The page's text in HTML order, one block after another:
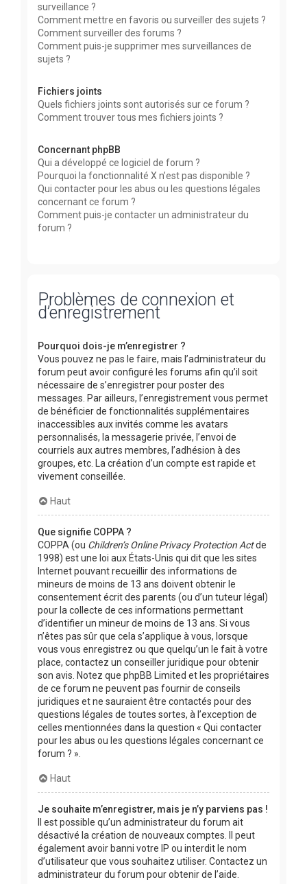
surveillance ?
Comment mettre en favoris ou surveiller des sujets ?
Comment surveiller des forums ?
Comment puis-je supprimer mes surveillances de
sujets ?
Fichiers joints
Quels fichiers joints sont autorisés sur ce forum ?
Comment trouver tous mes fichiers joints ?
Concernant phpBB
Qui a développé ce logiciel de forum ?
Pourquoi la fonctionnalité X n’est pas disponible ?
Qui contacter pour les abus ou les questions légales
concernant ce forum ?
Comment puis-je contacter un administrateur du
forum ?
Problèmes de connexion et
d’enregistrement
Pourquoi dois-je m’enregistrer ?
Vous pouvez ne pas le faire, mais l’administrateur du
forum peut avoir configuré les forums afin qu’il soit
nécessaire de s’enregistrer pour poster des
messages. Par ailleurs, l’enregistrement vous permet
de bénéficier de fonctionnalités supplémentaires
inaccessibles aux invités comme les avatars
personnalisés, la messagerie privée, l’envoi de
courriels aux autres membres, l’adhésion à des
groupes, etc. La création d’un compte est rapide et
vivement conseillée.
Haut
Que signifie COPPA ?
COPPA (ou Children’s Online Privacy Protection Actde
1998) est une loi aux États-Unis qui dit que les sites
Internet pouvant recueillir des informations de
mineurs de moins de 13 ans doivent obtenir le
consentement écrit des parents (ou d’un tuteur légal)
pour la collecte de ces informations permettant
d’identifier un mineur de moins de 13 ans. Si vous
n’êtes pas sûr que cela s’applique à vous, lorsque
vous vous enregistrez ou que quelqu’un le fait à votre
place, contactez un conseiller juridique pour obtenir
son avis. Notez que phpBB Limited et les propriétaires
de ce forum ne peuvent pas fournir de conseils
juridiques et ne sauraient être contactés pour des
questions légales de toutes sortes, à l’exception de
celles mentionnées dans la question « Qui contacter
pour les abus ou les questions légales concernant ce
forum ? ».
Haut
Je souhaite m’enregistrer, mais je n’y parviens pas !
Il est possible qu’un administrateur du forum ait
désactivé la création de nouveaux comptes. Il peut
également avoir banni votre IP ou interdit le nom
d’utilisateur que vous souhaitez utiliser. Contactez un
administrateur du forum pour obtenir de l’aide.